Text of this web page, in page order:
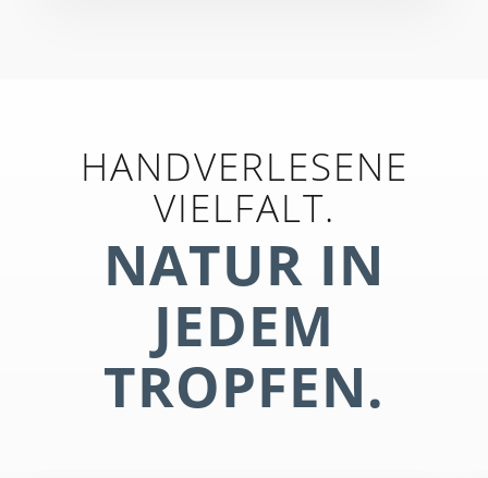
HANDVERLESENE
VIELFALT.
NATUR IN
JEDEM
TROPFEN.